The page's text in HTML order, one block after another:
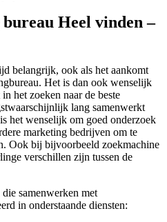
Heel vinden –
belangrijk, ook als het aankomt
Het is dan ook wenselijk
het zoeken naar de beste
lang samenwerkt
het wenselijk om goed onderzoek
marketing bedrijven om te
Ook bij bijvoorbeeld zoekmachine
verschillen zijn tussen de
samenwerken met
in onderstaande diensten: